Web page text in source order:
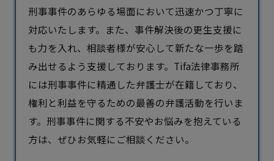
刑事事件のあらゆる場面において迅速かつ丁寧に
対応いたします。また、事件解決後の更生支援に
も力を入れ、相談者様が安心して新たな一歩を踏
み出せるよう支援しております。Tifa法律事務所
には刑事事件に精通した弁護士が在籍しており、
権利と利益を守るための最善の弁護活動を行いま
す。刑事事件に関する不安やお悩みを抱えている
方は、ぜひお気軽にご相談ください。